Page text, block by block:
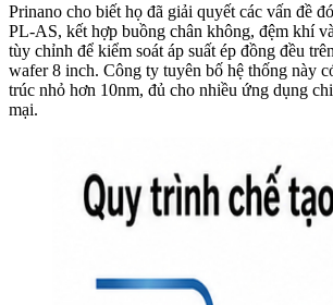
Prinano cho biết họ đã giải quyết các vấn đề
PL-AS, kết hợp buồng chân không, đệm khí
tùy chỉnh để kiểm soát áp suất ép đồng đều
wafer 8 inch. Công ty tuyên bố hệ thống này
trúc nhỏ hơn 10nm, đủ cho nhiều ứng dụng
mại.